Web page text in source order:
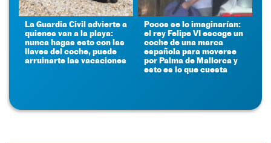
La Guardia Civil advierte a
quienes van a la playa:
nunca hagas esto con las
llaves del coche, puede
arruinarte las vacaciones
Pocos se lo imaginarían:
el rey Felipe VI escoge un
coche de una marca
española para moverse
por Palma de Mallorca y
esto es lo que cuesta